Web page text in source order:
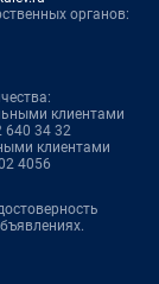
органов:
клиентами
640 34 32
клиентами
4056